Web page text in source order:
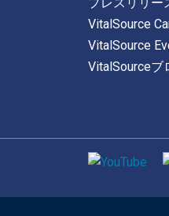
VitalSource
VitalSource
VitalSourceブ
ソーシャルメ